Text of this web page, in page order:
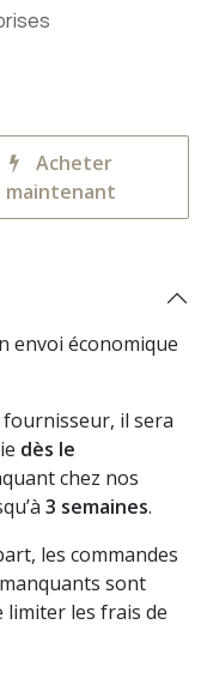
Acheter
maintenant
envoi économique
il sera
dès le
chez nos
3 semaines.
les commandes
sont
limiter les frais de